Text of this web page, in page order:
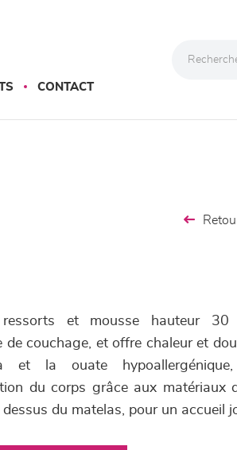
CONTACT
et mousse hauteur
de couchage, et offre chaleur et
et la ouate
du corps grâce aux matériaux
du matelas, pour un accueil